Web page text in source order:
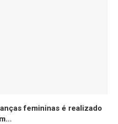
femininas é realizado